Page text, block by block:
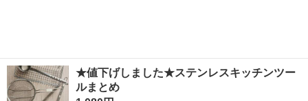
★値下げしました★ステンレスキッチンツー
ルまとめ